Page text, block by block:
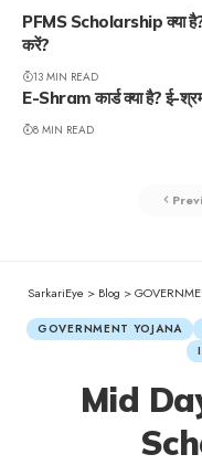
PFMS Scholarship क्या
करें?
13 MIN READ
E-Shram कार्ड क्या है? ई-
8 MIN READ
SarkariEye > Blog >
GOVERNMENT YOJANA
Mid